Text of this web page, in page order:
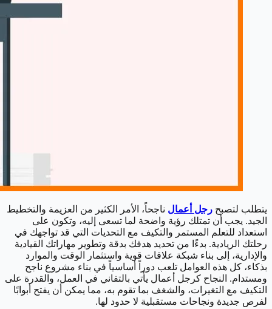
يتطلب لتصبح رجل أعمال ناجحاً، الأمر الكثير من العزيمة والتخطيط
الجيد. يجب أن تمتلك رؤية واضحة لما تسعى إليه، وتكون على
استعداد للتعلم المستمر والتكيف مع التحديات التي قد تواجهك في
رحلتك الريادية. بدءًا من تحديد هدفك بدقة وتطوير مهاراتك القيادية
والإدارية، إلى بناء شبكة علاقات قوية واستثمار الوقت والموارد
بذكاء، كل هذه العوامل تلعب دوراً أساسياً في بناء مشروع ناجح
ومستدام. النجاح كرجل أعمال يأتي بالتفاني في العمل، والقدرة على
التكيف مع التغيرات، والشغف بما تقوم به، مما يمكن أن يفتح أبوابًا
لفرص جديدة ونجاحات مستقبلية لا حدود لها.